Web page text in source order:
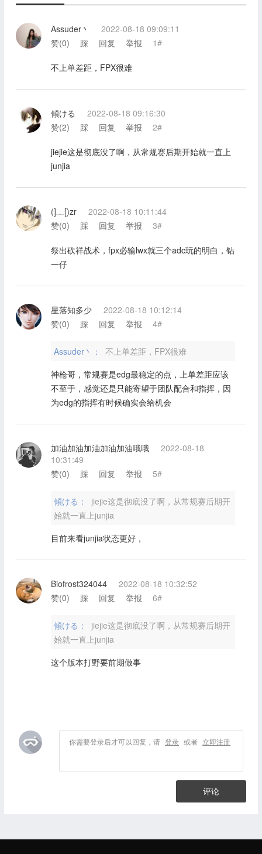
Assuder丶
2022-08-18 09:09:11
赞(0) 踩 回复 举报 1#
不上单差距，FPX很难
傾ける
2022-08-18 09:16:30
赞(2) 踩 回复 举报 2#
jiejie这是彻底没了啊，从常规赛后期开始就一直上
junjia
(]﹏[)zr
2022-08-18 10:11:44
赞(0) 踩 回复 举报 3#
祭出砍祥战术，fpx必输lwx就三个adc玩的明白，钻
一仔
星落知多少
2022-08-18 10:12:14
赞(0) 踩 回复 举报 4#
Assuder丶：
不上单差距，FPX很难
神枪哥，常规赛是edg最稳定的点，上单差距应该
不至于，感觉还是只能寄望于团队配合和指挥，因
为edg的指挥有时候确实会给机会
加油加油加油加油加油哦哦
2022-08-18
10:31:49
赞(0) 踩 回复 举报 5#
傾ける：
jiejie这是彻底没了啊，从常规赛后期开
始就一直上junjia
目前来看junjia状态更好，
Biofrost324044
2022-08-18 10:32:52
赞(0) 踩 回复 举报 6#
傾ける：
jiejie这是彻底没了啊，从常规赛后期开
始就一直上junjia
这个版本打野要前期做事
你需要登录后才可以回复，请 登录 或者 立即注册
评论